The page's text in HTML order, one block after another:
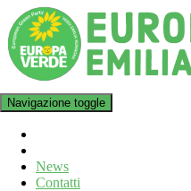
Navigazione toggle
News
Contatti